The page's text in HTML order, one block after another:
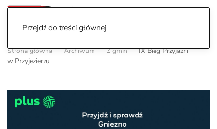
Przejdź do treści głównej
Strona główna Archiwum Z gmin
IX Bieg Przyjaźni
w Przyjezierzu